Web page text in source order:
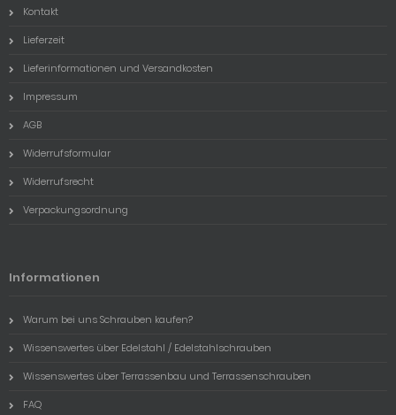
Kontakt
Lieferzeit
Lieferinformationen und Versandkosten
Impressum
AGB
Widerrufsformular
Widerrufsrecht
Verpackungsordnung
Informationen
Warum bei uns Schrauben kaufen?
Wissenswertes über Edelstahl / Edelstahlschrauben
Wissenswertes über Terrassenbau und Terrassenschrauben
FAQ